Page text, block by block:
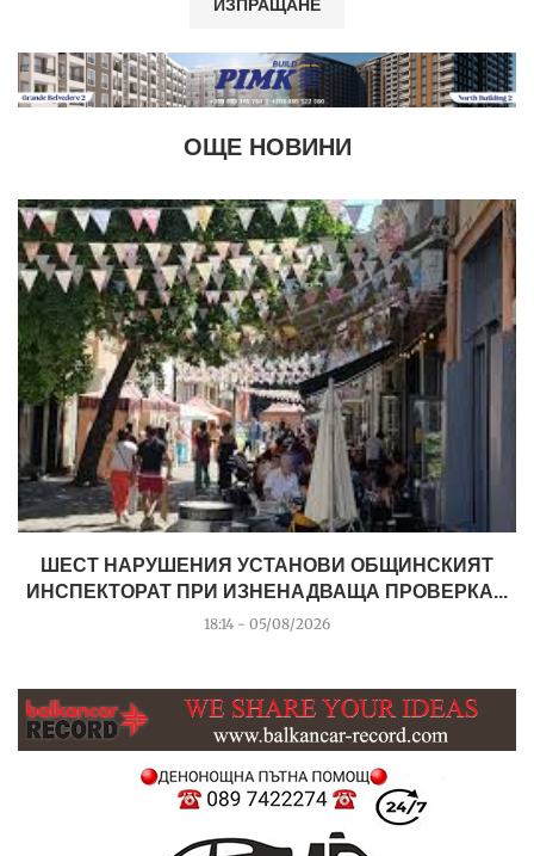
ОЩЕ НОВИНИ
ШЕСТ НАРУШЕНИЯ УСТАНОВИ ОБЩИНСКИЯТ
ИНСПЕКТОРАТ ПРИ ИЗНЕНАДВАЩА ПРОВЕРКА...
18:14 - 05/08/2026